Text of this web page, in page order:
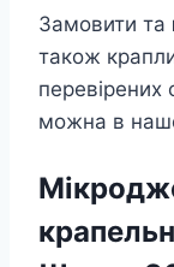
Замовити та
також
перевірених
можна в